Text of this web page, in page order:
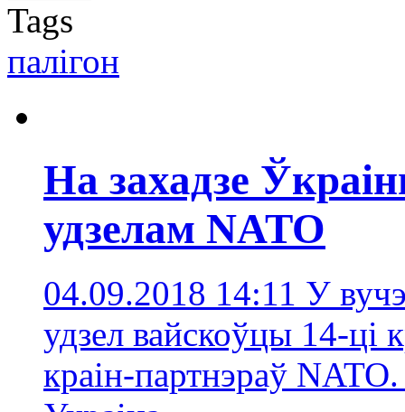
Tags
палігон
На захадзе
удзелам NATO
04.09.2018 14:11 У
удзел вайскоўцы 14-ці
краін-партнэраў